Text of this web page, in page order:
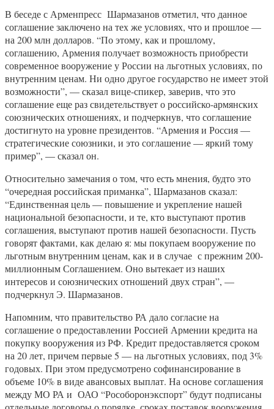
В беседе с Арменпресс Шармазанов отметил, что данное
соглашение заключено на тех же условиях, что и прошлое —
на 200 млн долларов. “По этому, как и прошлому,
соглашению, Армения получает возможность приобрести
современное вооружение у России на льготных условиях, по
внутренним ценам. Ни одно другое государство не имеет этой
возможности”, — сказал вице-спикер, заверив, что это
соглашение еще раз свидетельствует о российско-армянских
союзнических отношениях, и подчеркнув, что соглашение
достигнуто на уровне президентов. “Армения и Россия —
стратегические союзники, и это соглашение — яркий тому
пример”, — сказал он.
Относительно замечания о том, что есть мнения, будто это
“очередная российская приманка”, Шармазанов сказал:
“Единственная цель — повышение и укрепление нашей
национальной безопасности, и те, кто выступают против
соглашения, выступают против нашей безопасности. Пусть
говорят фактами, как делаю я: мы покупаем вооружение по
льготным внутренним ценам, как и в случае с прежним 200-
миллионным Соглашением. Оно вытекает из наших
интересов и союзнических отношений двух стран”, —
подчеркнул Э. Шармазанов.
Напомним, что правительство РА дало согласие на
соглашение о предоставлении Россией Армении кредита на
покупку вооружения из РФ. Кредит предоставляется сроком
на 20 лет, причем первые 5 — на льготных условиях, под 3%
годовых. При этом предусмотрено софинансирование в
объеме 10% в виде авансовых выплат. На основе соглашения
между МО РА и ОАО “Рособоронэкспорт” будут подписаны